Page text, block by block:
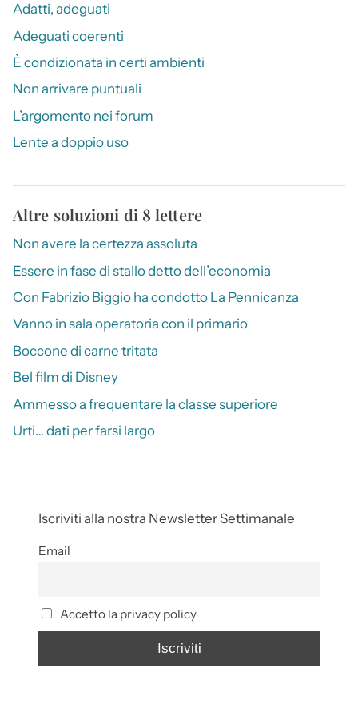
Adatti, adeguati
Adeguati coerenti
È condizionata in certi ambienti
Non arrivare puntuali
L’argomento nei forum
Lente a doppio uso
Altre soluzioni di 8 lettere
Non avere la certezza assoluta
Essere in fase di stallo detto dell’economia
Con Fabrizio Biggio ha condotto La Pennicanza
Vanno in sala operatoria con il primario
Boccone di carne tritata
Bel film di Disney
Ammesso a frequentare la classe superiore
Urti… dati per farsi largo
Iscriviti alla nostra Newsletter Settimanale
Email
Accetto la privacy policy